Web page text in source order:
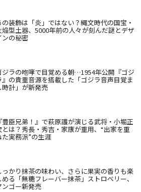
の装飾は「炎」ではない？縄文時代の国宝・
焔型土器、5000年前の人々が刻んだ謎とデザ
ンの秘密
ジラの咆哮で目覚める朝…1954年公開『ゴジ
』の貴重音源を搭載した「ゴジラ音声目覚ま
時計」が新発売
『豊臣兄弟！』で萩原護が演じる武将・小堀正
とは？秀長・秀吉・家康が重用、“出家を重
た実務派”の生涯
っかり抹茶の味わい、さらに果実の香りも楽
める「無糖フレーバー抹茶」ストロベリー、
ンゴー新発売